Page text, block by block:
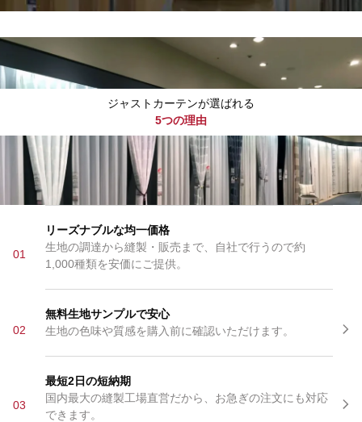
ジャストカーテンが選ばれる
5つの理由
01
リーズナブルな均一価格
生地の調達から縫製・販売まで、自社で行うので約
1,000種類を安価にご提供。
02
無料生地サンプルで安心
生地の色味や質感を購入前に確認いただけます。
03
最短2日の短納期
国内最大の縫製工場直営だから、お急ぎの注文にも対応
できます。